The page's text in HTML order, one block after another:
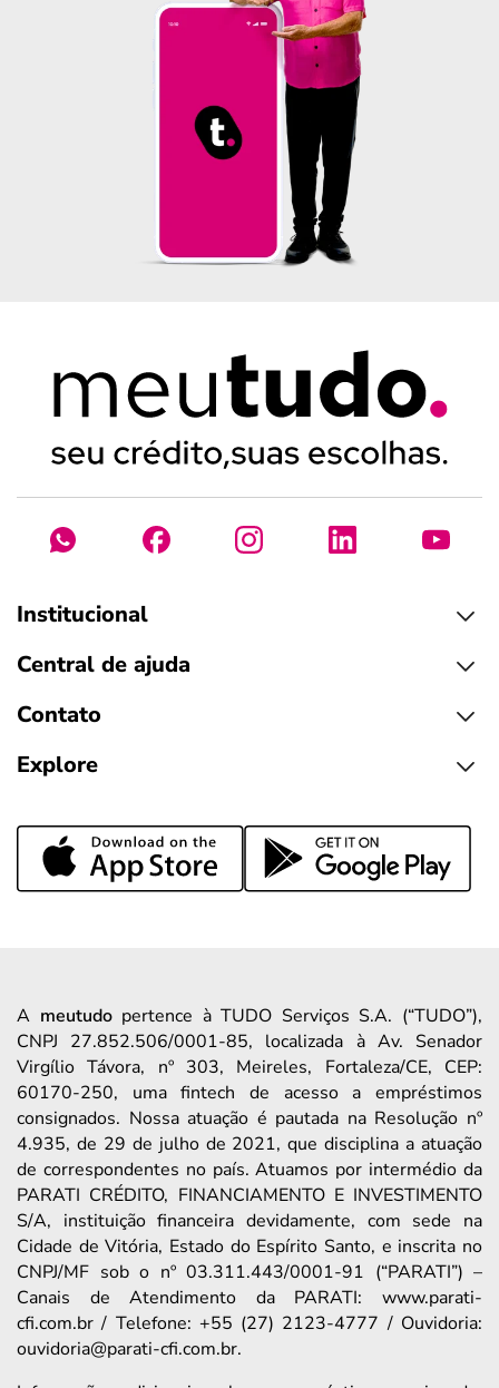
Institucional
Central de ajuda
Contato
Explore
A meutudopertence à TUDO Serviços S.A. (“TUDO”),
CNPJ 27.852.506/0001-85, localizada à Av. Senador
Virgílio Távora, nº 303, Meireles, Fortaleza/CE, CEP:
60170-250, uma fintech de acesso a empréstimos
consignados. Nossa atuação é pautada na Resolução nº
4.935, de 29 de julho de 2021, que disciplina a atuação
de correspondentes no país. Atuamos por intermédio da
PARATI CRÉDITO, FINANCIAMENTO E INVESTIMENTO
S/A, instituição financeira devidamente, com sede na
Cidade de Vitória, Estado do Espírito Santo, e inscrita no
CNPJ/MF sob o nº 03.311.443/0001-91 (“PARATI”) –
Canais de Atendimento da PARATI: www.parati-
cfi.com.br / Telefone: +55 (27) 2123-4777 / Ouvidoria:
ouvidoria@parati-cfi.com.br.